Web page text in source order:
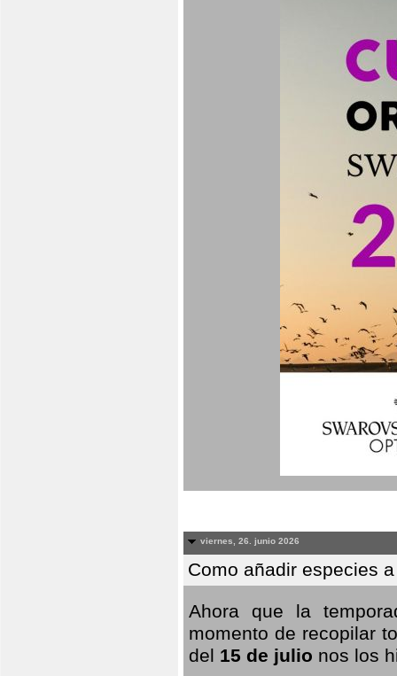
viernes, 26. junio 2026
Como añadir especies
Ahora que la
momento de recopilar
del 15 de julio nos los